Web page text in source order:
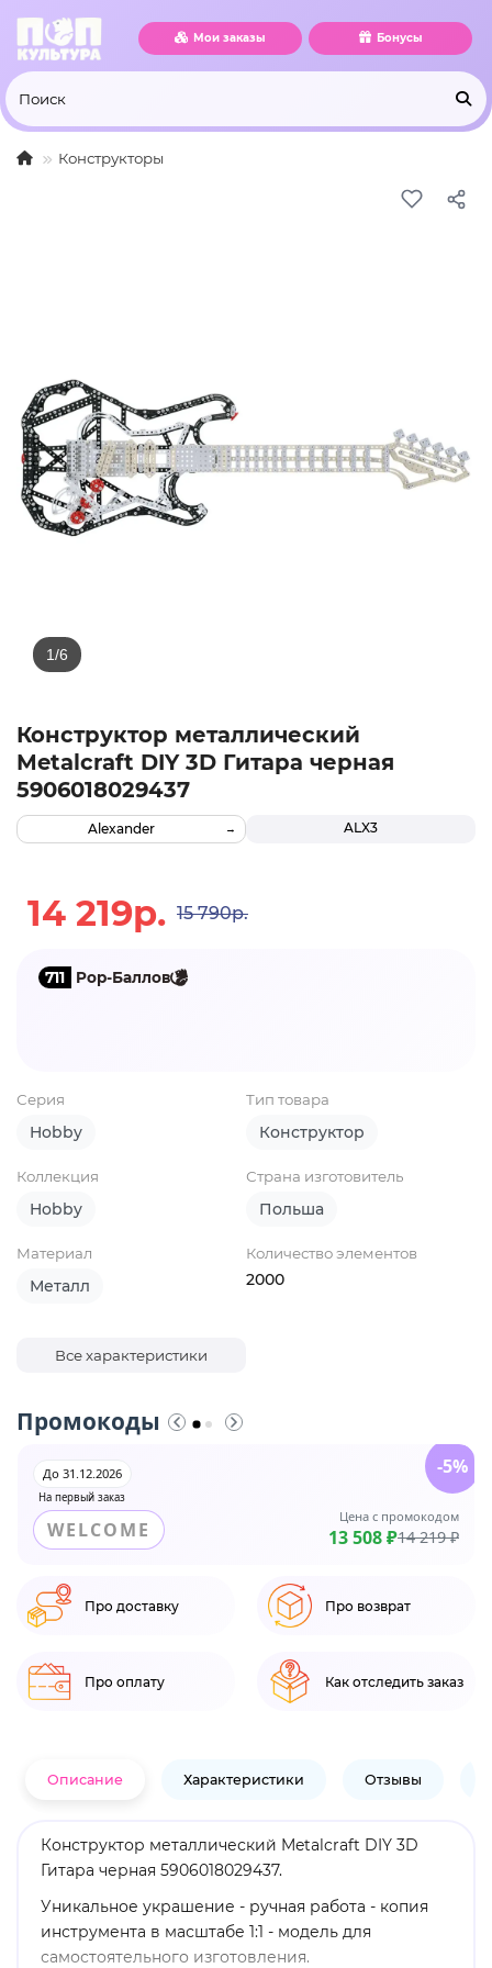
Мои заказы Бонусы
Конструкторы
Конструктор металлический
Metalcraft DIY 3D Гитара черная
5906018029437
ALX3
Alexander
14 219р. 15 790р.
711 Pop-Баллов
Серия
Hobby
Тип товара
Конструктор
Коллекция
Hobby
Страна изготовитель
Польша
Материал
Металл
Количество элементов
2000
Все характеристики
Промокоды
На первый заказ
До 31.12.2026
WELCOME
Цена с промокодом
13 508 ₽14 219 ₽
-5%
Про доставку Про возврат
Про оплату Как отследить заказ
Описание Характеристики Отзывы
Конструктор металлический Metalcraft DIY 3D
Гитара черная 5906018029437.
Уникальное украшение - ручная работа - копия
инструмента в масштабе 1:1 - модель для
самостоятельного изготовления.